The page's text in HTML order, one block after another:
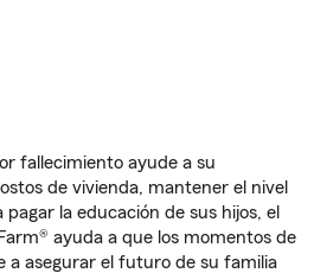
fallecimiento ayude a su
de vivienda, mantener el nivel
la educación de sus hijos, el
ayuda a que los momentos de
a asegurar el futuro de su familia